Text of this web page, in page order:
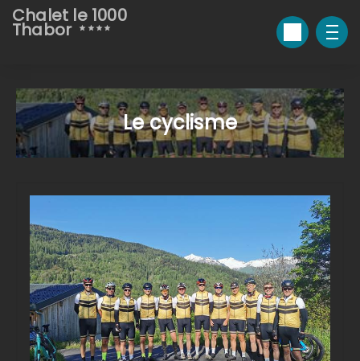
Chalet le 1000
Thabor
Le cyclisme